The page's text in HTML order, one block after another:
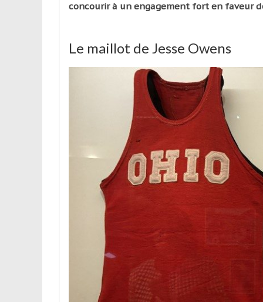
concourir à un engagement fort en faveur
Le maillot de Jesse Owens